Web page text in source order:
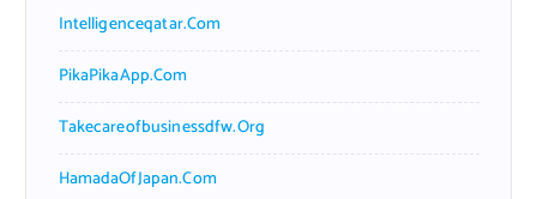
Intelligenceqatar.com
PikaPikaApp.com
Takecareofbusinessdfw.org
HamadaOfJapan.com